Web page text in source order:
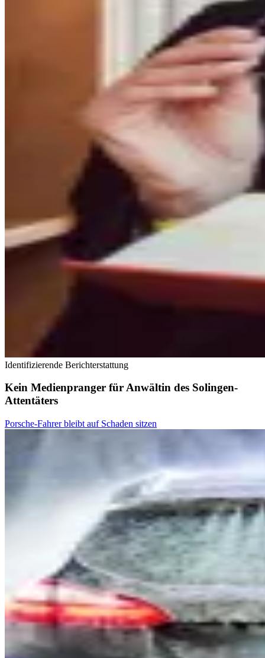
Identifizierende Berichterstattung
Kein Medienpranger für Anwältin des Solingen-
Attentäters
Porsche-Fahrer bleibt auf Schaden sitzen